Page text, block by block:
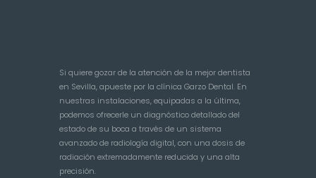
Si quiere gozar de la atención de la mejor dentista
en Sevilla, apueste por la clínica Garzo Dental. En
nuestras instalaciones, equipadas a la última,
podemos ofrecerle un diagnóstico detallado del
estado de su boca a través de un sistema
avanzado de radiología digital, con una dosis de
radiación extremadamente reducida y una alta
precisión.